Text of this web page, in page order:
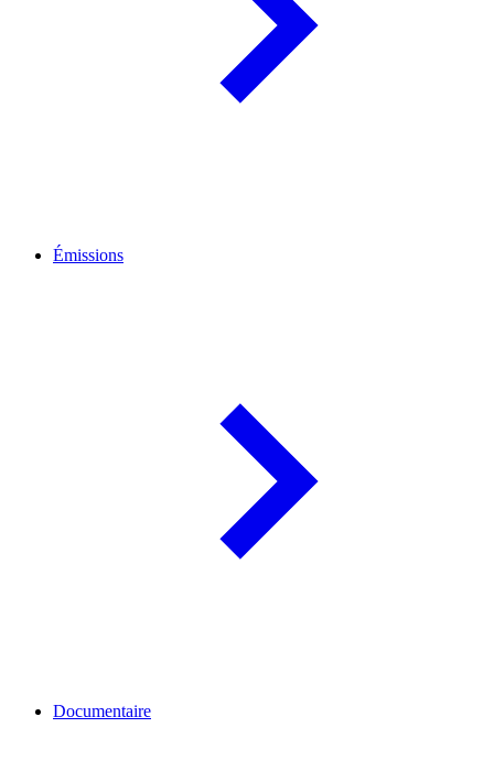
Émissions
Documentaire